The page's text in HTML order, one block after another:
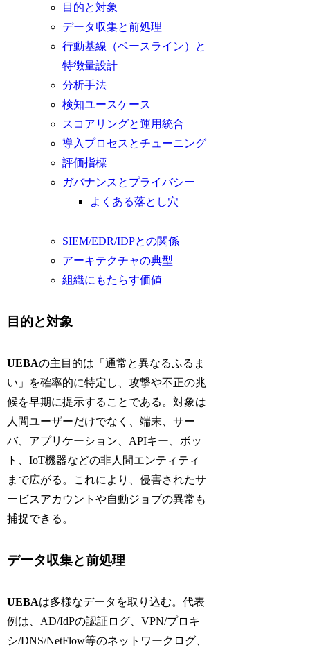
目的と対象
データ収集と前処理
行動基線（ベースライン）と
特徴量設計
分析手法
検知ユースケース
スコアリングと運用統合
導入プロセスとチューニング
評価指標
ガバナンスとプライバシー
よくある落とし穴
SIEM/EDR/IDPとの関係
アーキテクチャの典型
組織にもたらす価値
目的と対象
UEBAの主目的は「通常と異なるふるま
い」を確率的に特定し、攻撃や不正の兆
候を早期に提示することである。対象は
人間ユーザーだけでなく、端末、サー
バ、アプリケーション、APIキー、ボッ
ト、IoT機器などの非人間エンティティ
まで広がる。これにより、侵害されたサ
ービスアカウントや自動ジョブの異常も
捕捉できる。
データ収集と前処理
UEBAは多様なデータを取り込む。代表
例は、AD/IdPの認証ログ、VPN/プロキ
シ/DNS/NetFlow等のネットワークログ、